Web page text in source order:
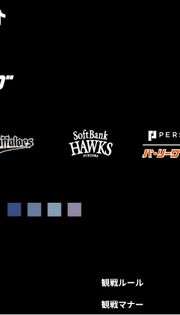
観戦ルール
観戦マナー